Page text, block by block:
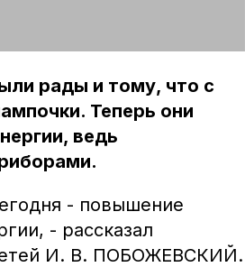
рады и тому, что с
Теперь они
ведь
- повышение
- рассказал
И. В. ПОБОЖЕВСКИЙ.